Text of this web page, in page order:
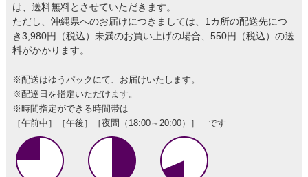
は、送料無料とさせていただきます。
ただし、沖縄県へのお届けにつきましては、1カ所の配送先につ
き3,980円（税込）未満のお買い上げの場合、550円（税込）の送
料がかかります。
※配送はゆうパックにて、お届けいたします。
※配達日を指定いただけます。
※時間指定ができる時間帯は
［午前中］［午後］［夜間（18:00～20:00）］ です